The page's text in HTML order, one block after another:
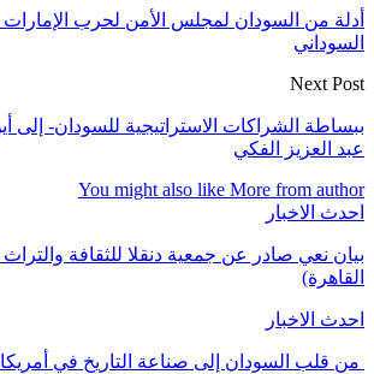
أدلة من السودان لمجلس الأمن لحرب
السوداني
Next Post
ببساطة الشراكات الاستراتيجية للسودان- إلى
عبد العزيز الفكي
You might also like More from author
احدث الاخبار
بيان نعي صادر عن جمعية دنقلا للثقافة
القاهرة)
احدث الاخبار
من قلب السودان إلى صناعة التاريخ في